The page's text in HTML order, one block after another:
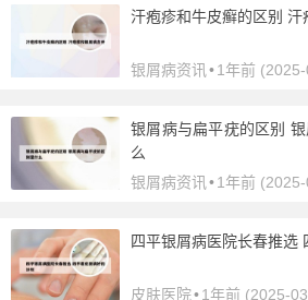
汗疱疹和牛皮癣的区别
银屑病资讯 •1年前
银屑病与扁平疣的区别
么
银屑病资讯 •1年前
四平银屑病医院长春推选
皮肤医院•1年前 (2025-